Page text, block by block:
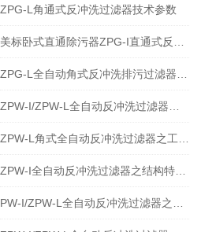
ZPG-L角通式反冲洗过滤器技术参数